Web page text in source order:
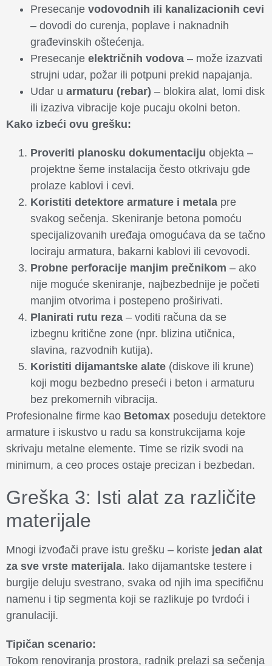
Presecanje vodovodnih ili kanalizacionih cevi
– dovodi do curenja, poplave i naknadnih
građevinskih oštećenja.
Presecanje električnih vodova – može izazvati
strujni udar, požar ili potpuni prekid napajanja.
Udar u armaturu (rebar) – blokira alat, lomi disk
ili izaziva vibracije koje pucaju okolni beton.
Kako izbeći ovu grešku:
Proveriti planosku dokumentaciju objekta –
projektne šeme instalacija često otkrivaju gde
prolaze kablovi i cevi.
Koristiti detektore armature i metala pre
svakog sečenja. Skeniranje betona pomoću
specijalizovanih uređaja omogućava da se tačno
lociraju armatura, bakarni kablovi ili cevovodi.
Probne perforacije manjim prečnikom – ako
nije moguće skeniranje, najbezbednije je početi
manjim otvorima i postepeno proširivati.
Planirati rutu reza – voditi računa da se
izbegnu kritične zone (npr. blizina utičnica,
slavina, razvodnih kutija).
Koristiti dijamantske alate (diskove ili krune)
koji mogu bezbedno preseći i beton i armaturu
bez prekomernih vibracija.
Profesionalne firme kao Betomax poseduju detektore
armature i iskustvo u radu sa konstrukcijama koje
skrivaju metalne elemente. Time se rizik svodi na
minimum, a ceo proces ostaje precizan i bezbedan.
Greška 3: Isti alat za različite
materijale
Mnogi izvođači prave istu grešku – koriste jedan alat
za sve vrste materijala. Iako dijamantske testere i
burgije deluju svestrano, svaka od njih ima specifičnu
namenu i tip segmenta koji se razlikuje po tvrdoći i
granulaciji.
Tipičan scenario:
Tokom renoviranja prostora, radnik prelazi sa sečenja